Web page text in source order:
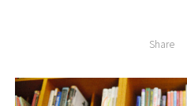
Share